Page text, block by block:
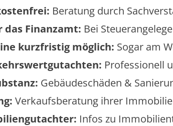
Beratung durch
Finanzamt: Bei
kurzfristig möglich: Sogar am
Professionell
Gebäudeschäden &
Verkaufsberatung ihrer Immobilie
Infos zu